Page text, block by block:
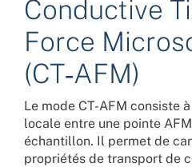
Conductive
Force
(CT‑AFM)
Le mode CT-AFM consiste
locale entre une pointe
échantillon. Il permet de
propriétés de transport de